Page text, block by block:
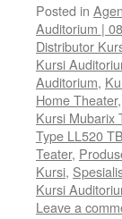
Posted in
Auditorium |
Distributor
Kursi
Auditorium,
Home Theater,
Kursi Mubarix
Type LL520 TB
Teater,
Kursi,
Kursi
Leave a